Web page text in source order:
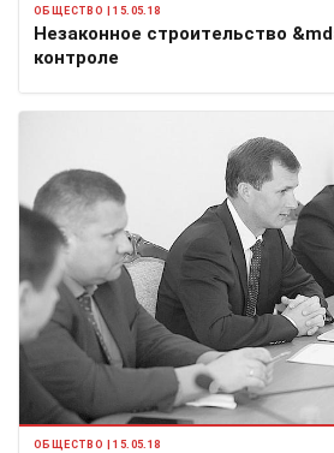
ОБЩЕСТВО | 15.05.18
Незаконное строительство
контроле
ОБЩЕСТВО | 15.05.18